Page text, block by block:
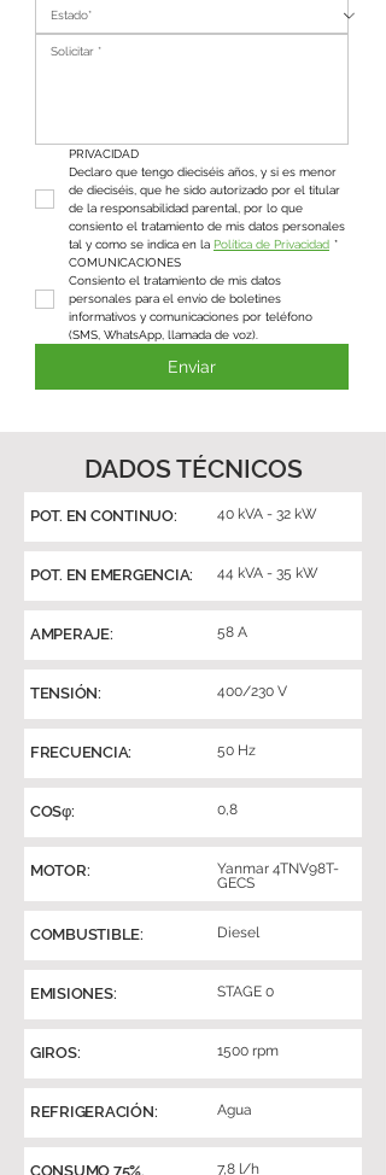
PRIVACIDAD
Declaro que tengo dieciséis años, y si es menor
de dieciséis, que he sido autorizado por el titular
de la responsabilidad parental, por lo que
consiento el tratamiento de mis datos personales
tal y como se indica en la Política de Privacidad *
COMUNICACIONES
Consiento el tratamiento de mis datos
personales para el envío de boletines
informativos y comunicaciones por teléfono
(SMS, WhatsApp, llamada de voz).
Enviar
DADOS TÉCNICOS
POT. EN CONTINUO: 40 kVA - 32 kW
POT. EN EMERGENCIA: 44 kVA - 35 kW
AMPERAJE: 58 A
TENSIÓN: 400/230 V
FRECUENCIA: 50 Hz
COSφ: 0,8
MOTOR:
Yanmar 4TNV98T-
GECS
COMBUSTIBLE: Diesel
EMISIONES: STAGE 0
GIROS: 1500 rpm
REFRIGERACIÓN: Agua
CONSUMO 75%. 7,8 l/h